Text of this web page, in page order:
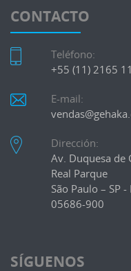
CONTACTO
Teléfono:
+55 (11) 2165
E-mail:
Dirección:
Av. Duquesa de
Real Parque
São Paulo – SP -
05686-900
SÍGUENOS